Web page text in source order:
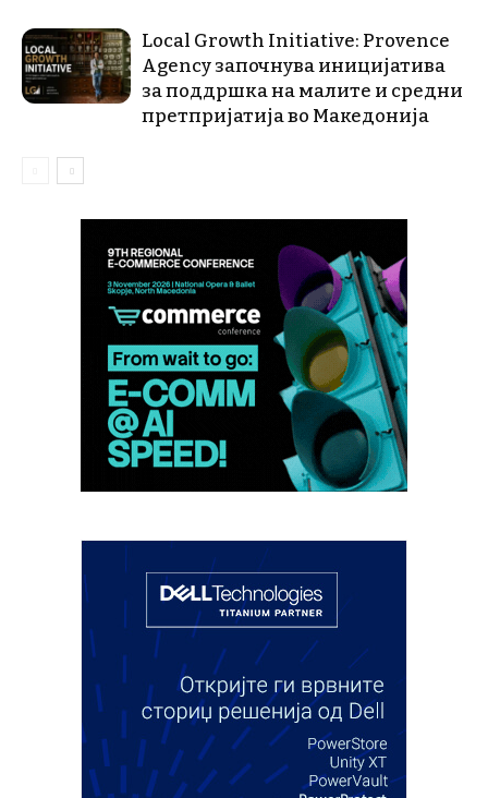
Local Growth Initiative: Provence
Agency започнува иницијатива
за поддршка на малите и средни
претпријатија во Македонија